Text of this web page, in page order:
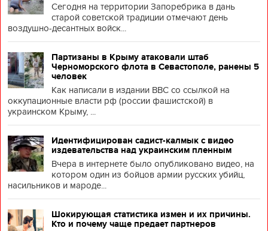
Сегодня на территории Запоребрика в дань
старой советской традиции отмечают день
воздушно-десантных войск...
Партизаны в Крыму атаковали штаб
Черноморского флота в Севастополе, ранены 5
человек
Как написали в издании BBC со ссылкой на
оккупационные власти рф (россии фашистской) в
украинском Крыму, ...
Идентифицирован садист-калмык с видео
издевательства над украинским пленным
Вчера в интернете было опубликовано видео, на
котором один из бойцов армии русских убийц,
насильников и мароде...
Шокирующая статистика измен и их причины.
Кто и почему чаще предает партнеров